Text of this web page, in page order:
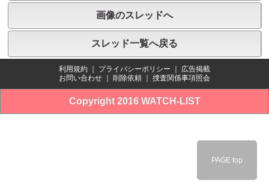
画像のスレッドへ
スレッド一覧へ戻る
利用規約 プライバシーポリシー
広告掲載
お問い合わせ
削除依頼 捜査関係事項照会
Copyright 2016 WATCH-LIST
PAGE top